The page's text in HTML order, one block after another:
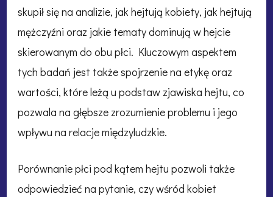
skupił się na analizie, jak hejtują kobiety, jak hejtują
mężczyźni oraz jakie tematy dominują w hejcie
skierowanym do obu płci. Kluczowym aspektem
tych badań jest także spojrzenie na etykę oraz
wartości, które leżą u podstaw zjawiska hejtu, co
pozwala na głębsze zrozumienie problemu i jego
wpływu na relacje międzyludzkie.
Porównanie płci pod kątem hejtu pozwoli także
odpowiedzieć na pytanie, czy wśród kobiet